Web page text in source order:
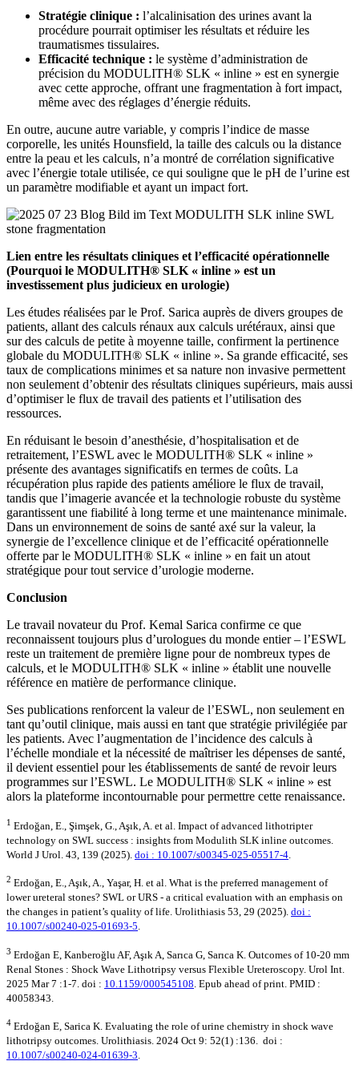
Stratégie clinique : l’alcalinisation des urines avant la
procédure pourrait optimiser les résultats et réduire les
traumatismes tissulaires.
Efficacité technique : le système d’administration de
précision du MODULITH® SLK « inline » est en synergie
avec cette approche, offrant une fragmentation à fort impact,
même avec des réglages d’énergie réduits.
En outre, aucune autre variable, y compris l’indice de masse
corporelle, les unités Hounsfield, la taille des calculs ou la distance
entre la peau et les calculs, n’a montré de corrélation significative
avec l’énergie totale utilisée, ce qui souligne que le pH de l’urine est
un paramètre modifiable et ayant un impact fort.
Lien entre les résultats cliniques et l’efficacité opérationnelle
(Pourquoi le MODULITH® SLK « inline » est un
investissement plus judicieux en urologie)
Les études réalisées par le Prof. Sarica auprès de divers groupes de
patients, allant des calculs rénaux aux calculs urétéraux, ainsi que
sur des calculs de petite à moyenne taille, confirment la pertinence
globale du MODULITH® SLK « inline ». Sa grande efficacité, ses
taux de complications minimes et sa nature non invasive permettent
non seulement d’obtenir des résultats cliniques supérieurs, mais aussi
d’optimiser le flux de travail des patients et l’utilisation des
ressources.
En réduisant le besoin d’anesthésie, d’hospitalisation et de
retraitement, l’ESWL avec le MODULITH® SLK « inline »
présente des avantages significatifs en termes de coûts. La
récupération plus rapide des patients améliore le flux de travail,
tandis que l’imagerie avancée et la technologie robuste du système
garantissent une fiabilité à long terme et une maintenance minimale.
Dans un environnement de soins de santé axé sur la valeur, la
synergie de l’excellence clinique et de l’efficacité opérationnelle
offerte par le MODULITH® SLK « inline » en fait un atout
stratégique pour tout service d’urologie moderne.
Conclusion
Le travail novateur du Prof. Kemal Sarica confirme ce que
reconnaissent toujours plus d’urologues du monde entier – l’ESWL
reste un traitement de première ligne pour de nombreux types de
calculs, et le MODULITH® SLK « inline » établit une nouvelle
référence en matière de performance clinique.
Ses publications renforcent la valeur de l’ESWL, non seulement en
tant qu’outil clinique, mais aussi en tant que stratégie privilégiée par
les patients. Avec l’augmentation de l’incidence des calculs à
l’échelle mondiale et la nécessité de maîtriser les dépenses de santé,
il devient essentiel pour les établissements de santé de revoir leurs
programmes sur l’ESWL. Le MODULITH® SLK « inline » est
alors la plateforme incontournable pour permettre cette renaissance.
1 Erdoğan, E., Şimşek, G., Aşık, A. et al. Impact of advanced lithotripter
technology on SWL success : insights from Modulith SLK inline outcomes.
World J Urol. 43, 139 (2025). doi : 10.1007/s00345-025-05517-4
2 Erdoğan, E., Aşık, A., Yaşar, H. et al. What is the preferred management of
lower ureteral stones? SWL or URS - a critical evaluation with an emphasis on
the changes in patient’s quality of life. Urolithiasis 53, 29 (2025). doi :
10.1007/s00240-025-01693-5.
3 Erdoğan E, Kanberoğlu AF, Aşık A, Sarıca G, Sarıca K. Outcomes of 10-20 mm
Renal Stones : Shock Wave Lithotripsy versus Flexible Ureteroscopy. Urol Int.
2025 Mar 7 :1-7. doi : 10.1159/000545108 . Epub ahead of print. PMID :
40058343.
4 Erdoğan E, Sarica K. Evaluating the role of urine chemistry in shock wave
lithotripsy outcomes. Urolithiasis. 2024 Oct 9: 52(1) :136. doi :
10.1007/s00240-024-01639-3